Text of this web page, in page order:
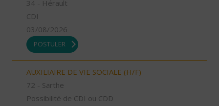
34 - Hérault
CDI
03/08/2026
POSTULER
AUXILIAIRE DE VIE SOCIALE (H/F)
72 - Sarthe
Possibilité de CDI ou CDD